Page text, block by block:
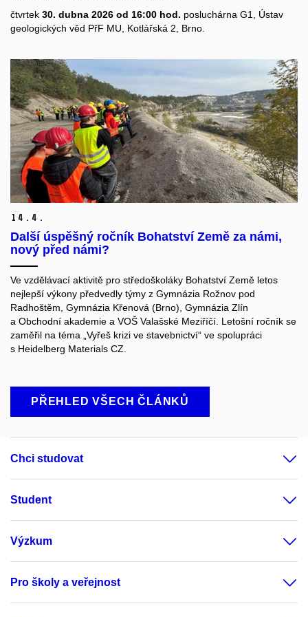
čtvrtek 30. dubna 2026 od 16:00 hod. posluchárna G1, Ústav
geologických věd PřF MU, Kotlářská 2, Brno.
14. 4.
Další úspěšný ročník Bohatství Země za námi,
nový před námi?
Ve vzdělávací aktivitě pro středoškoláky Bohatství Země letos
nejlepší výkony předvedly týmy z Gymnázia Rožnov pod
Radhoštěm, Gymnázia Křenová (Brno), Gymnázia Zlín
a Obchodní akademie a VOŠ Valašské Meziříčí. Letošní ročník se
zaměřil na téma „Vyřeš krizi ve stavebnictví“ ve spolupráci
s Heidelberg Materials CZ.
PŘEHLED VŠECH ČLÁNKŮ
Chci studovat
Student
Výzkum
Pro školy a veřejnost